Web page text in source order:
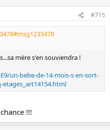
#715
mère s'en souviendra !
un-bebe-de-14-mois-s-en-sort-
!!!